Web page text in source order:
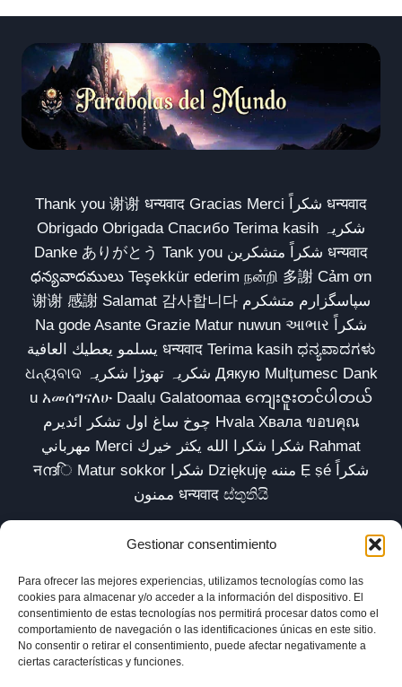
Gestionar consentimiento
Para ofrecer las mejores experiencias, utilizamos tecnologías como las
cookies para almacenar y/o acceder a la información del dispositivo. El
consentimiento de estas tecnologías nos permitirá procesar datos como el
comportamiento de navegación o las identificaciones únicas en este sitio.
No consentir o retirar el consentimiento, puede afectar negativamente a
ciertas características y funciones.
Thank you 谢谢 धन्यवाद Gracias Merci شكراً धन्यवाद
Obrigado Obrigada Спасибо Terima kasih شکریہ
Danke ありがとう Tank you شكراً متشكرين धन्यवाद
ధన్యవాదములు Teşekkür ederim நன்றி 多謝 Cảm ơn
谢谢 感謝 Salamat 감사합니다 سپاسگزارم متشکرم
Na gode Asante Grazie Matur nuwun આભાર شكراً
يسلمو يعطيك العافية धन्यवाद Terima kasih ಧನ್ಯವಾದಗಳು
ଧନ୍ୟବାଦ شکریہ تھوڑا شکریہ Дякую Mulțumesc Dank
u አመሰግናለሁ Daalụ Galatoomaa ကျေးဇူးတင်ပါတယ်
چوخ ساغ اول تشکر ائدیرم Hvala Хвала ขอบคุณ
مهرباني Merci شكرا شكرا الله يكثر خيرك Rahmat
नന്ദि Matur sokkor شكرا Dziękuję مننه Ẹ ṣé شكراً
ممنون धन्यवाद ස්තුතියි
Inicio Biblioteca Parábolas TV
Comunidad
Esencia
Blog
Política de privacidad
Aviso legal
Política de cookies (UE)